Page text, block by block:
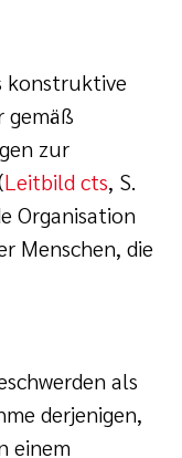
konstruktive
gemäß
zur
Leitbild cts, S.
Organisation
Menschen, die
als
derjenigen,
einem